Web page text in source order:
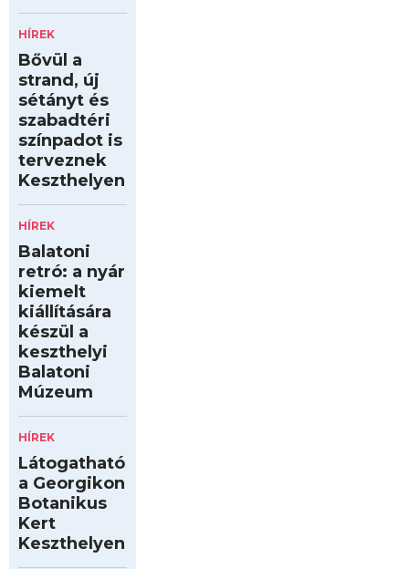
HÍREK
Bővül a
strand, új
sétányt és
szabadtéri
színpadot is
terveznek
Keszthelyen
HÍREK
Balatoni
retró: a nyár
kiemelt
kiállítására
készül a
keszthelyi
Balatoni
Múzeum
HÍREK
Látogatható
a Georgikon
Botanikus
Kert
Keszthelyen